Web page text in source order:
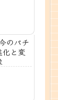
のパチ
化と変